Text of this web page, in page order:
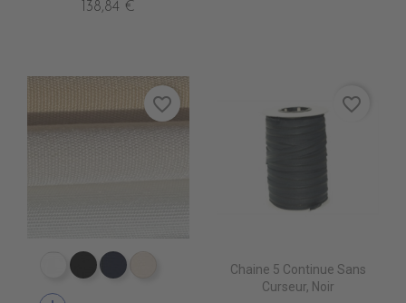
138,84 €
PR0500 WHITE
PR0600 BLACK
PR0560 GRAND BANK
PR0520 OYSTER
favorite_border
Chaine 5 Continue Sans
Curseur, Noir
favorite_border